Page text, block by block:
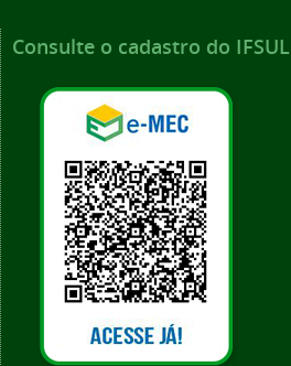
Consulte o cadastro do